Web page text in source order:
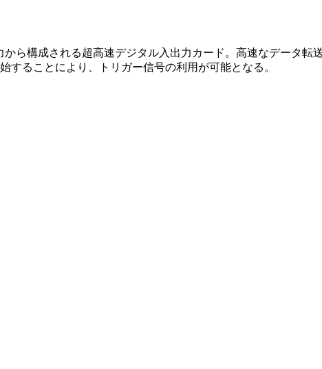
から構成される超高速デジタル入出力カード。高速なデータ
することにより、トリガー信号の利用が可能となる。